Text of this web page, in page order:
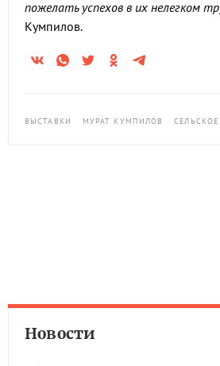
пожелать успехов в их нелегком
Кумпилов.
ВЫСТАВКИ МУРАТ КУМПИЛОВ
Новости